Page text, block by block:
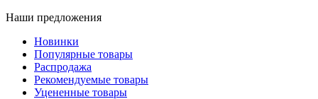
Наши предложения
Новинки
Популярные товары
Распродажа
Рекомендуемые товары
Уцененные товары